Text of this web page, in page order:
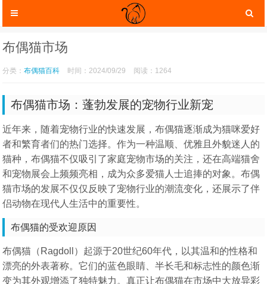
咪服装 猫咪玩具
猫咪托运
布偶猫市场
分类：布偶猫百科 时间：2024/09/29 阅读：1264
布偶猫市场：蓬勃发展的宠物行业新宠
近年来，随着宠物行业的快速发展，布偶猫逐渐成为猫咪爱好
者和繁育者们的热门选择。作为一种温顺、优雅且外貌迷人的
猫种，布偶猫不仅吸引了家庭宠物市场的关注，还在高端猫舍
和宠物展会上频频亮相，成为众多爱猫人士追捧的对象。布偶
猫市场的发展不仅仅反映了宠物行业的潮流变化，还展示了伴
侣动物在现代人生活中的重要性。
布偶猫的受欢迎原因
布偶猫（Ragdoll）起源于20世纪60年代，以其温和的性格和
漂亮的外表著称。它们的蓝色眼睛、半长毛和标志性的颜色渐
变为其外观增添了独特魅力。真正让布偶猫在市场中大放异彩